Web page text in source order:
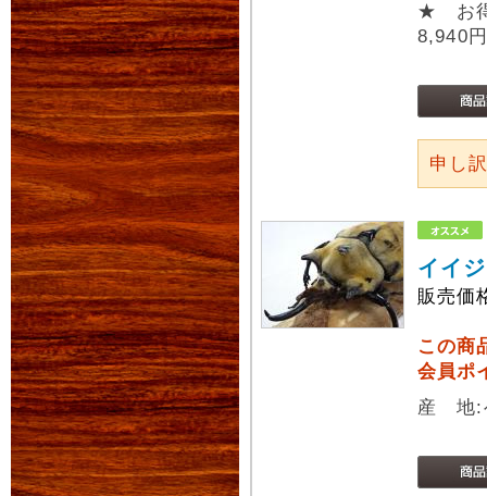
★ お
8,940
申し
イイ
販売価
この商
会員ポ
産 地: